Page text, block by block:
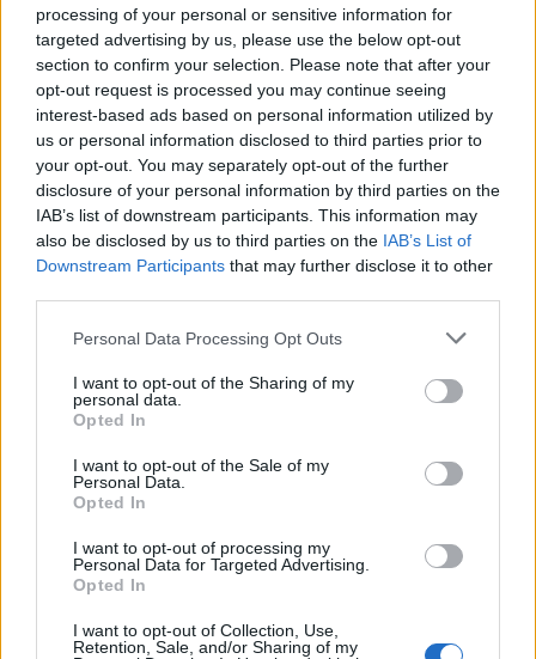
processing of your personal or sensitive information for
targeted advertising by us, please use the below opt-out
section to confirm your selection. Please note that after your
opt-out request is processed you may continue seeing
interest-based ads based on personal information utilized by
us or personal information disclosed to third parties prior to
your opt-out. You may separately opt-out of the further
disclosure of your personal information by third parties on the
IAB’s list of downstream participants. This information may
also be disclosed by us to third parties on the IAB’s List of
Downstream Participants that may further disclose it to other
Please note that this website/app uses one or more Google
not limited to your visit or usage behaviour. You may click to
grant or deny consent to Google and its third-party tags to
use your data for below specified purposes in below Google
consent section.
Personal Data Processing Opt Outs
I want to opt-out of the Sharing of my
personal data.
Opted In
I want to opt-out of the Sale of my
Personal Data.
Opted In
I want to opt-out of processing my
Personal Data for Targeted Advertising.
Opted In
I want to opt-out of Collection, Use,
Retention, Sale, and/or Sharing of my
மிகப் பெரிய அளவு(4,608 x 3,072)
AVIF(465 KB)
WebP(1.2 MB)
JPEG(2.9 MB)
மிகப் பெரிய அளவு(6,144 x 4,096)
AVIF(627 KB)
WebP (1.7 MB)
(4.6 MB)
நகைச்சுவையாக பெரிய அளவு
(1,048,576 x 699,051)
இன்னும் பதிவேற்றம் செய்யப்படுகிறது...
பட விளக்கம்
உயர் தெளிவுத்திறன் கொண்ட ஒரு
நிலக்காட்சிப் புகைப்படம், நீர்வாழ் தாவர
சாகுபடிக்காக வடிவமைக்கப்பட்ட ஆழமற்ற,